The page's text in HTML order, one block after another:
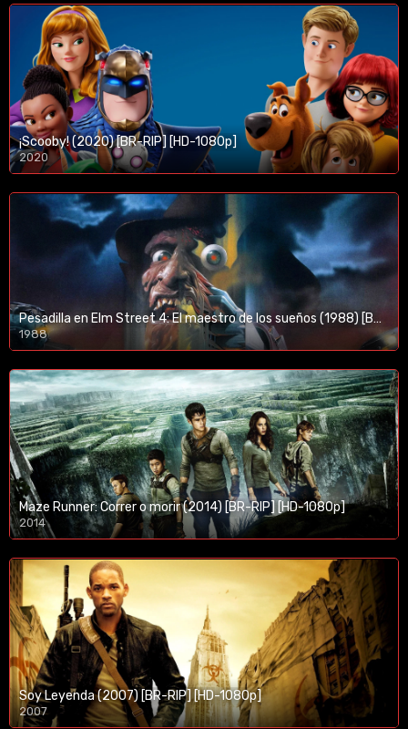
¡Scooby! (2020) [BR-RIP] [HD-1080p]
2020
1080p/720p
Pesadilla en Elm Street 4: El maestro de los sueños (1988) [BR-RIP] [HD-1080p]
1988
Maze Runner: Correr o morir (2014) [BR-RIP] [HD-1080p]
2014
1080p/720p
Soy Leyenda (2007) [BR-RIP] [HD-1080p]
2007
1080p/720p